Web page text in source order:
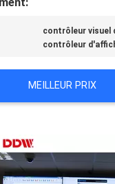
contrôleur visuel
contrôleur
MEILLEUR PRIX